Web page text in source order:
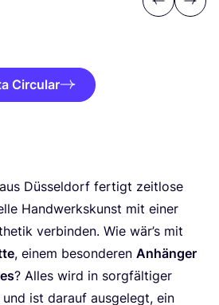
Previous
Next
Circular
aus Düs­sel­dorf fer­tigt zeit­lo­se
Hand­werks­kunst mit einer
ver­bin­den. Wie wär’s mit
, einem beson­de­ren Anhän­ger
? Alles wird in sorg­fäl­ti­ger
ist dar­auf aus­ge­legt, ein